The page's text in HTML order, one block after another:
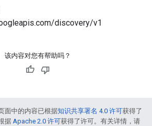
discovery/v1
该内容对您有帮助吗？
面中的内容已根据知识共享署名 4.0 许可获得了
据 Apache 2.0 许可获得了许可。有关详情，请